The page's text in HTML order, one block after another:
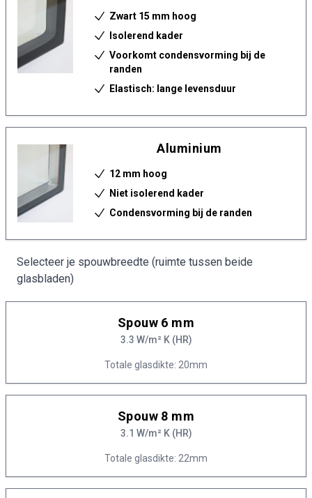
Zwart 15 mm hoog
Isolerend kader
Voorkomt condensvorming bij de
randen
Elastisch: lange levensduur
Aluminium
12 mm hoog
Niet isolerend kader
Condensvorming bij de randen
Selecteer je spouwbreedte (ruimte tussen beide
glasbladen)
Spouw 6 mm
3.3 W/m² K (HR)
Totale glasdikte: 20mm
Spouw 8 mm
3.1 W/m² K (HR)
Totale glasdikte: 22mm